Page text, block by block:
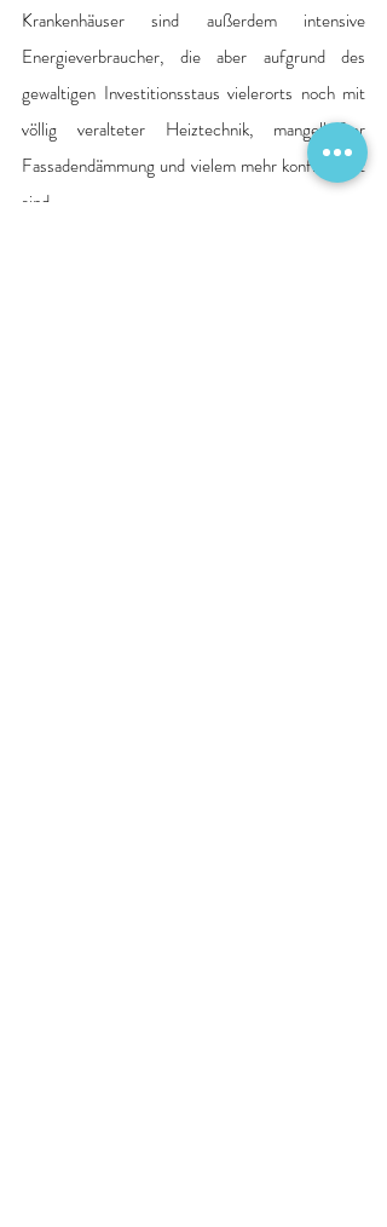
Krankenhäuser sind außerdem intensive
Energieverbraucher, die aber aufgrund des
gewaltigen Investitionsstaus vielerorts noch mit
völlig veralteter Heiztechnik, mangelhafter
Fassadendämmung und vielem mehr konfrontiert
sind.